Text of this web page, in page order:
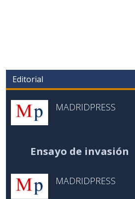
Editorial
MADRIDPRESS
Ensayo de invasión
MADRIDPRESS